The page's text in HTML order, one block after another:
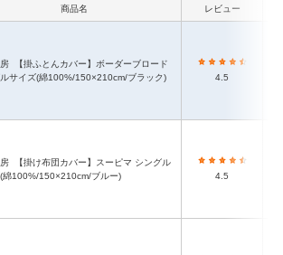
商品名 レビュー
サイズ(綿100%/150×210cm/ブラック)
4.5
綿100%/150×210cm/ブルー)
4.5